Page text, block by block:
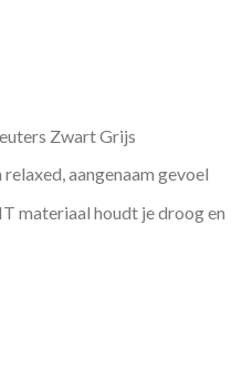
Zwart Grijs
aangenaam gevoel
materiaal houdt je droog en